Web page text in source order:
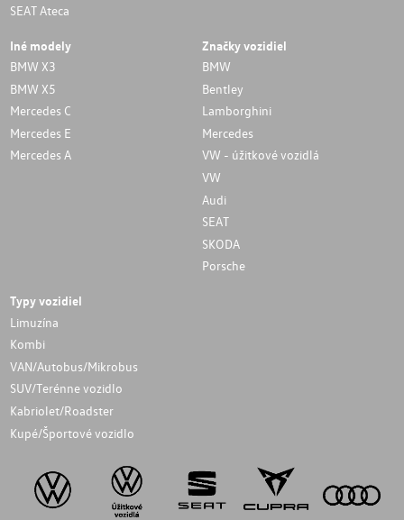
SEAT Ateca
Iné modely
BMW X3
BMW X5
Mercedes C
Mercedes E
Mercedes A
Značky vozidiel
BMW
Bentley
Lamborghini
Mercedes
VW - úžitkové vozidlá
VW
Audi
SEAT
SKODA
Porsche
Typy vozidiel
Limuzína
Kombi
VAN/Autobus/Mikrobus
SUV/Terénne vozidlo
Kabriolet/Roadster
Kupé/Športové vozidlo